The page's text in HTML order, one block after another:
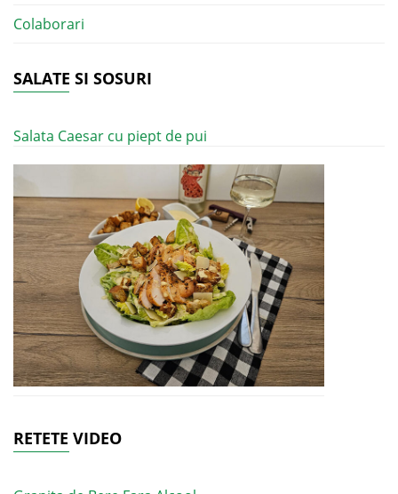
Colaborari
SALATE SI SOSURI
Salata Caesar cu piept de pui
RETETE VIDEO